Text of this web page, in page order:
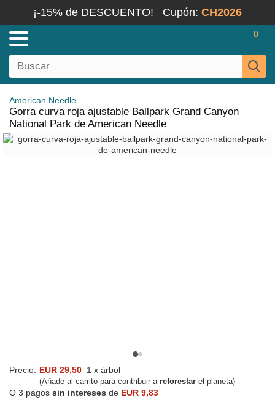
¡-15% de DESCUENTO! Cupón: CH2026
0
American Needle
Gorra curva roja ajustable Ballpark Grand Canyon
National Park de American Needle
Precio: EUR 29,50 1 x árbol
(Añade al carrito para contribuir a reforestar el planeta)
O 3 pagos sin intereses de EUR 9,83